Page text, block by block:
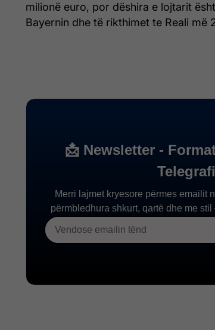
milionë euro, por dëshira e lojtarit
Bayernin dhe të rikthimet te Reali më